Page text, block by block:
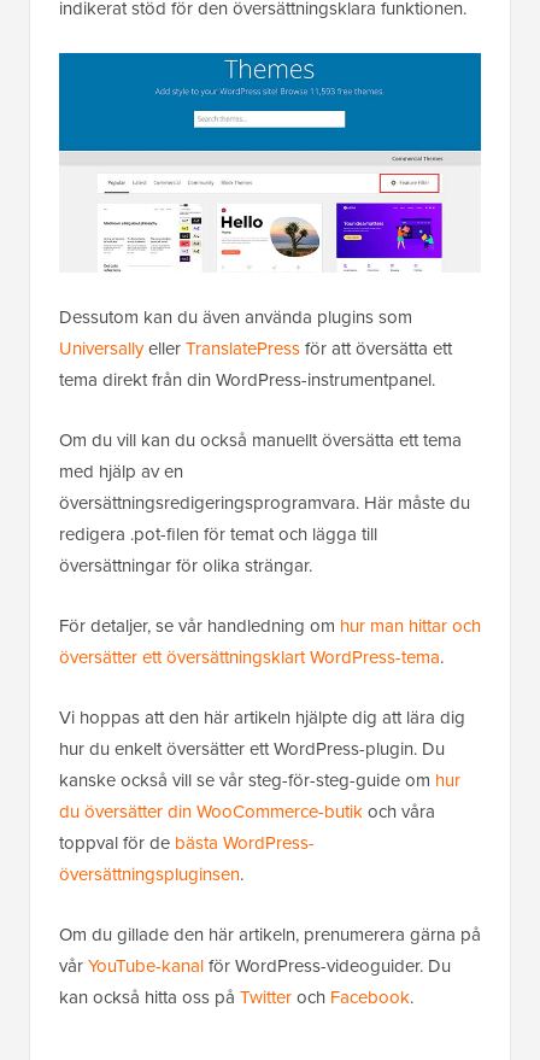
indikerat stöd för den översättningsklara funktionen.
Dessutom kan du även använda plugins som
UniversallyellerTranslatePressför att översätta ett
tema direkt från din WordPress-instrumentpanel.
Om du vill kan du också manuellt översätta ett tema
med hjälp av en
översättningsredigeringsprogramvara. Här måste du
redigera .pot-filen för temat och lägga till
översättningar för olika strängar.
För detaljer, se vår handledning om hur man hittar och
översätter ett översättningsklart WordPress-tema.
Vi hoppas att den här artikeln hjälpte dig att lära dig
hur du enkelt översätter ett WordPress-plugin. Du
kanske också vill se vår steg-för-steg-guide om hur
du översätter din WooCommerce-butikoch våra
toppval för de bästa WordPress-
översättningspluginsen.
Om du gillade den här artikeln, prenumerera gärna på
vårYouTube-kanalför WordPress-videoguider. Du
kan också hitta oss på Twitteroch Facebook.